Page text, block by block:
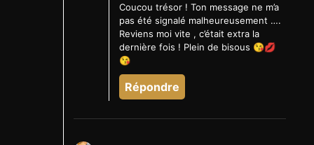
Coucou trésor ! Ton message ne m’a
pas été signalé malheureusement ….
Reviens moi vite , c’était extra la
dernière fois ! Plein de bisous 😘💋
😘
Répondre